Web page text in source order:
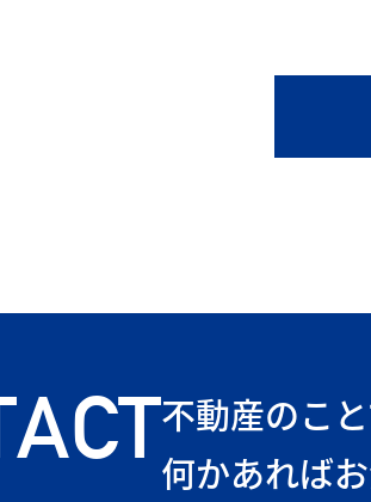
不動産のこと
何かあれば